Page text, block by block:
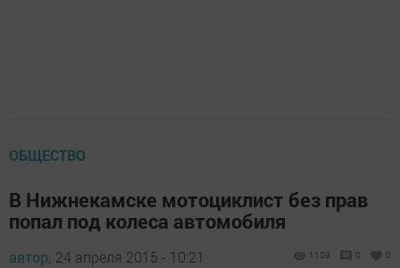
ОБЩЕСТВО
В Нижнекамске мотоциклист без прав
попал под колеса автомобиля
автор, 24 апреля 2015 - 10:21 1109 0 0